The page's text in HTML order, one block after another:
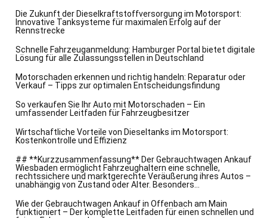
Die Zukunft der Dieselkraftstoffversorgung im Motorsport:
Innovative Tanksysteme für maximalen Erfolg auf der
Rennstrecke
Schnelle Fahrzeuganmeldung: Hamburger Portal bietet digitale
Lösung für alle Zulassungsstellen in Deutschland
Motorschaden erkennen und richtig handeln: Reparatur oder
Verkauf – Tipps zur optimalen Entscheidungsfindung
So verkaufen Sie Ihr Auto mit Motorschaden – Ein
umfassender Leitfaden für Fahrzeugbesitzer
Wirtschaftliche Vorteile von Dieseltanks im Motorsport:
Kostenkontrolle und Effizienz
## **Kurzzusammenfassung** Der Gebrauchtwagen Ankauf
Wiesbaden ermöglicht Fahrzeughaltern eine schnelle,
rechtssichere und marktgerechte Veräußerung ihres Autos –
unabhängig von Zustand oder Alter. Besonders...
Wie der Gebrauchtwagen Ankauf in Offenbach am Main
funktioniert – Der komplette Leitfaden für einen schnellen und